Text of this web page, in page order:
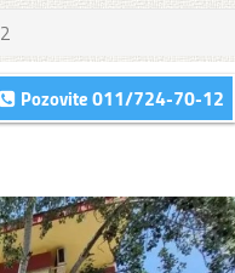
Pozovite011/724-70-12